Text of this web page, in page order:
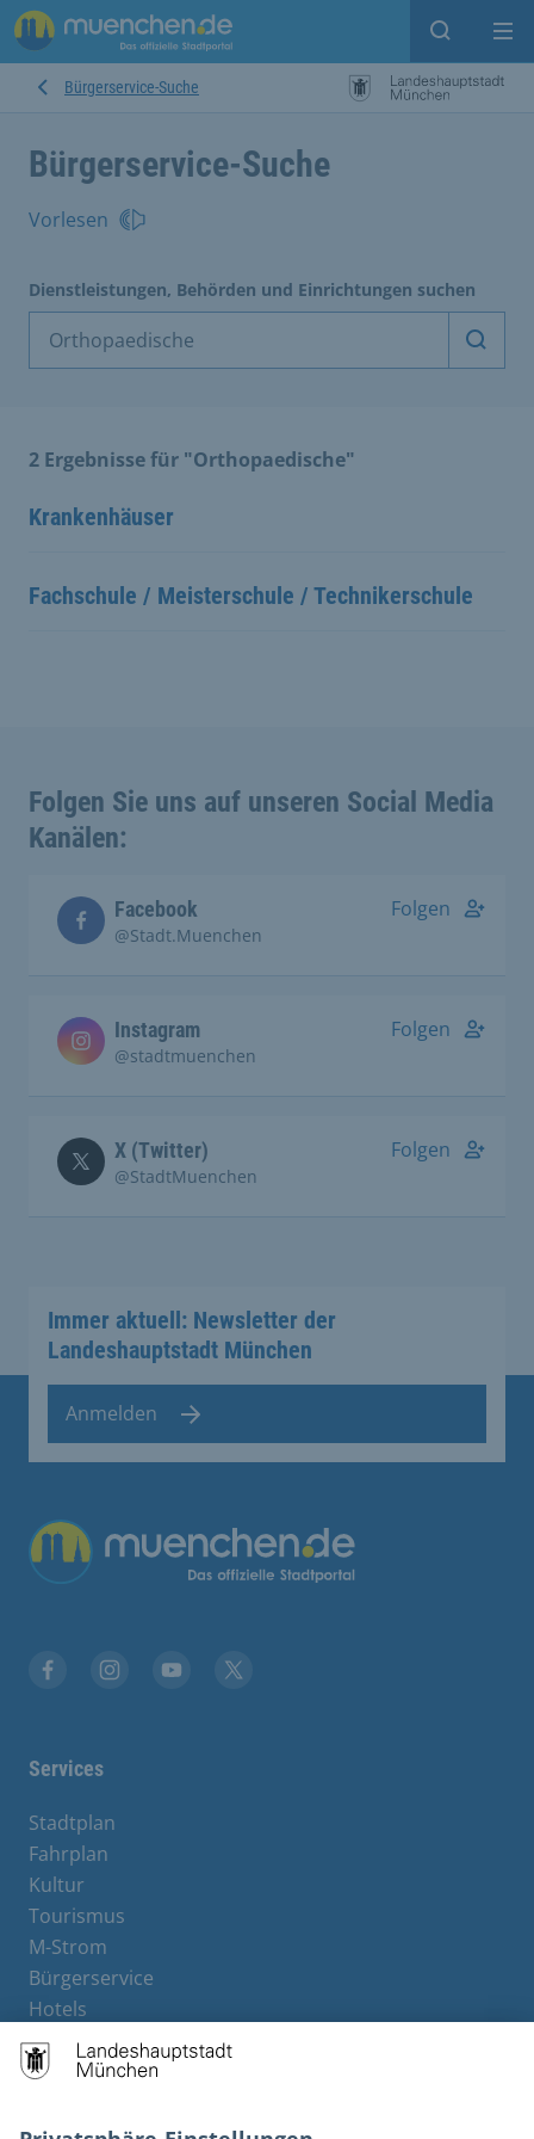
Suche
Bürgerservice-Suche
Bürgerservice-Suche
Vorlesen
Dienstleistungen, Behörden und Einrichtungen suchen
2 Ergebnisse für "Orthopaedische"
Krankenhäuser
Fachschule / Meisterschule / Technikerschule
Folgen Sie uns auf unseren Social Media
Kanälen:
Facebook
@Stadt.Muenchen
Folgen
Instagram
@stadtmuenchen
Folgen
X (Twitter)
@StadtMuenchen
Folgen
Immer aktuell: Newsletter der
Landeshauptstadt München
Anmelden
Übergreifende Links
Services
Stadtplan
Fahrplan
Kultur
Tourismus
M-Strom
Bürgerservice
Hotels